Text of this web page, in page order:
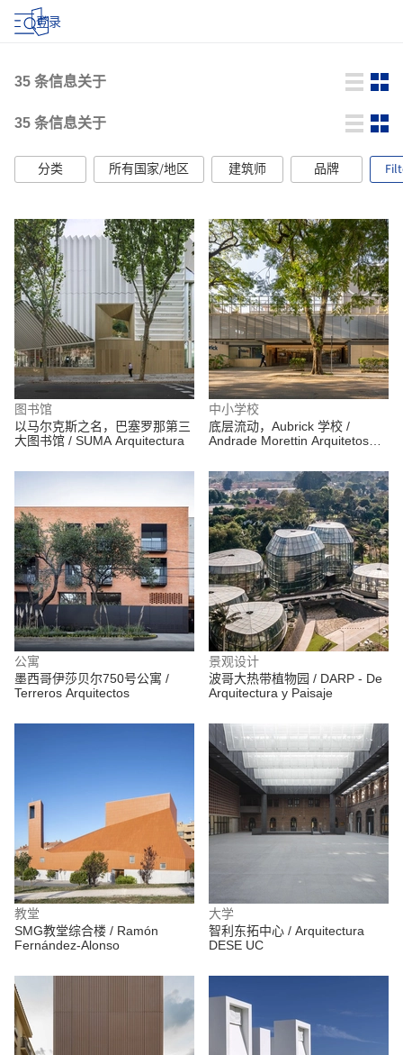
登录
35 条信息关于
35 条信息关于
分类 所有国家/地区 建筑师 品牌
图书馆
以马尔克斯之名，巴塞罗那第三
大图书馆 / SUMA Arquitectura
中小学校
底层流动，Aubrick 学校 /
Andrade Morettin Arquitetos
公寓
墨西哥伊莎贝尔750号公寓 /
Terreros Arquitectos
景观设计
波哥大热带植物园 / DARP - De
Arquitectura y Paisaje
教堂
SMG教堂综合楼 / Ramón
Fernández-Alonso
大学
智利东拓中心 / Arquitectura
DESE UC